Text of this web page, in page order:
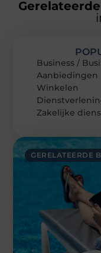
GERELATEERDE
Business /
Aanbiedingen
Winkelen
Zakelijke